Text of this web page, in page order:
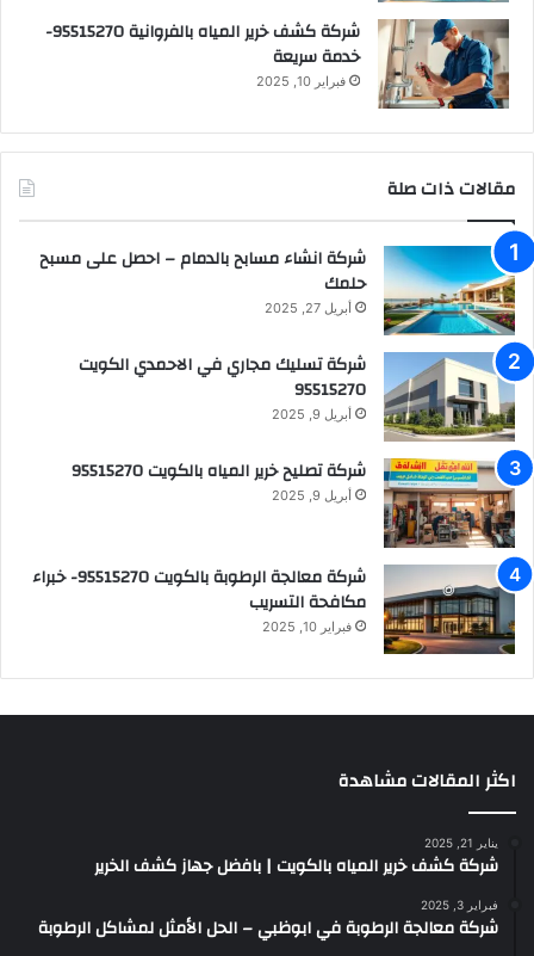
شركة كشف خرير المياه بالفروانية 95515270-
خدمة سريعة
فبراير 10, 2025
مقالات ذات صلة
شركة انشاء مسابح بالدمام – احصل على مسبح
حلمك
أبريل 27, 2025
شركة تسليك مجاري في الاحمدي الكويت
95515270
أبريل 9, 2025
شركة تصليح خرير المياه بالكويت 95515270
أبريل 9, 2025
شركة معالجة الرطوبة بالكويت 95515270- خبراء
مكافحة التسريب
فبراير 10, 2025
اكثر المقالات مشاهدة
يناير 21, 2025
شركة كشف خرير المياه بالكويت | بافضل جهاز كشف الخرير
فبراير 3, 2025
شركة معالجة الرطوبة في ابوظبي – الحل الأمثل لمشاكل الرطوبة